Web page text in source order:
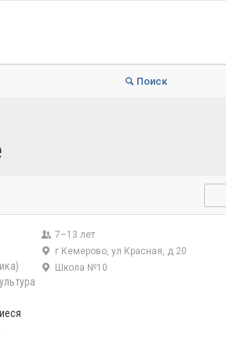
Поиск
7–13 лет
г Кемерово, ул Красная, д 20
Школа №10